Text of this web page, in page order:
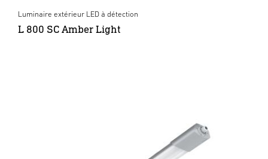
Luminaire extérieur LED à détection
L 800 SC Amber Light